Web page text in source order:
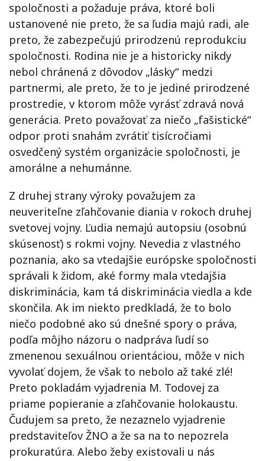
spoločnosti a požaduje práva, ktoré boli
ustanovené nie preto, že sa ľudia majú radi, ale
preto, že zabezpečujú prirodzenú reprodukciu
spoločnosti. Rodina nie je a historicky nikdy
nebol chránená z dôvodov „lásky“ medzi
partnermi, ale preto, že to je jediné prirodzené
prostredie, v ktorom môže vyrásť zdravá nová
generácia. Preto považovať za niečo „fašistické“
odpor proti snahám zvrátiť tisícročiami
osvedčený systém organizácie spoločnosti, je
amorálne a nehumánne.
Z druhej strany výroky považujem za
neuveriteľne zľahčovanie diania v rokoch druhej
svetovej vojny. Ľudia nemajú autopsiu (osobnú
skúsenosť) s rokmi vojny. Nevedia z vlastného
poznania, ako sa vtedajšie európske spoločnosti
správali k židom, aké formy mala vtedajšia
diskriminácia, kam tá diskriminácia viedla a kde
skončila. Ak im niekto predkladá, že to bolo
niečo podobné ako sú dnešné spory o práva,
podľa môjho názoru o nadpráva ľudí so
zmenenou sexuálnou orientáciou, môže v nich
vyvolať dojem, že však to nebolo až také zlé!
Preto pokladám vyjadrenia M. Todovej za
priame popieranie a zľahčovanie holokaustu.
Čudujem sa preto, že nezaznelo vyjadrenie
predstaviteľov ŽNO a že sa na to nepozrela
prokuratúra. Alebo žeby existovali u nás